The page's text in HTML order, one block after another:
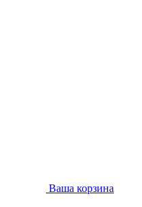
Ваша корзина